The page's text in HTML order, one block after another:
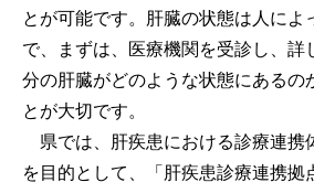
とが可能です。肝臓の状態は人によ
で、まずは、医療機関を受診し、詳
分の肝臓がどのような状態にあるの
とが大切です。
県では、肝疾患における診療連携
を目的として、「肝疾患診療連携拠